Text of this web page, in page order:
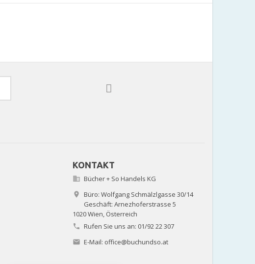
KONTAKT
 Bücher + So Handels KG

Büro: Wolfgang Schmälzlgasse 30/14
Geschäft: Arnezhoferstrasse 5
1020 Wien, Österreich
 Rufen Sie uns an: 01/92 22 307
 E-Mail: office@buchundso.at